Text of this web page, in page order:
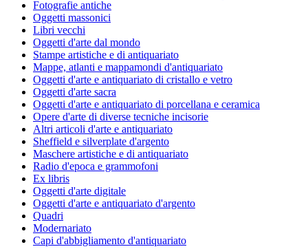
Fotografie antiche
Oggetti massonici
Libri vecchi
Oggetti d'arte dal mondo
Stampe artistiche e di antiquariato
Mappe, atlanti e mappamondi d'antiquariato
Oggetti d'arte e antiquariato di cristallo e vetro
Oggetti d'arte sacra
Oggetti d'arte e antiquariato di porcellana e ceramica
Opere d'arte di diverse tecniche incisorie
Altri articoli d'arte e antiquariato
Sheffield e silverplate d'argento
Maschere artistiche e di antiquariato
Radio d'epoca e grammofoni
Ex libris
Oggetti d'arte digitale
Oggetti d'arte e antiquariato d'argento
Quadri
Modernariato
Capi d'abbigliamento d'antiquariato